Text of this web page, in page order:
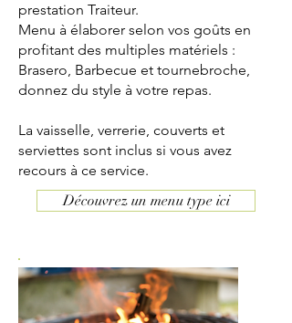
prestation Traiteur.
Menu à élaborer selon vos goûts en
profitant des multiples matériels :
Brasero, Barbecue et tournebroche,
donnez du style à votre repas.
La vaisselle, verrerie, couverts et
serviettes sont inclus si vous avez
recours à ce service.
Découvrez un menu type ici